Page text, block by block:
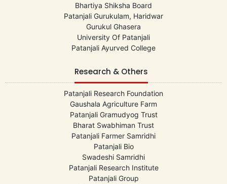
Bhartiya Shiksha Board
Patanjali Gurukulam, Haridwar
Gurukul Ghasera
University Of Patanjali
Patanjali Ayurved College
Research & Others
Patanjali Research Foundation
Gaushala Agriculture Farm
Patanjali Gramudyog Trust
Bharat Swabhiman Trust
Patanjali Farmer Samridhi
Patanjali Bio
Swadeshi Samridhi
Patanjali Research Institute
Patanjali Group